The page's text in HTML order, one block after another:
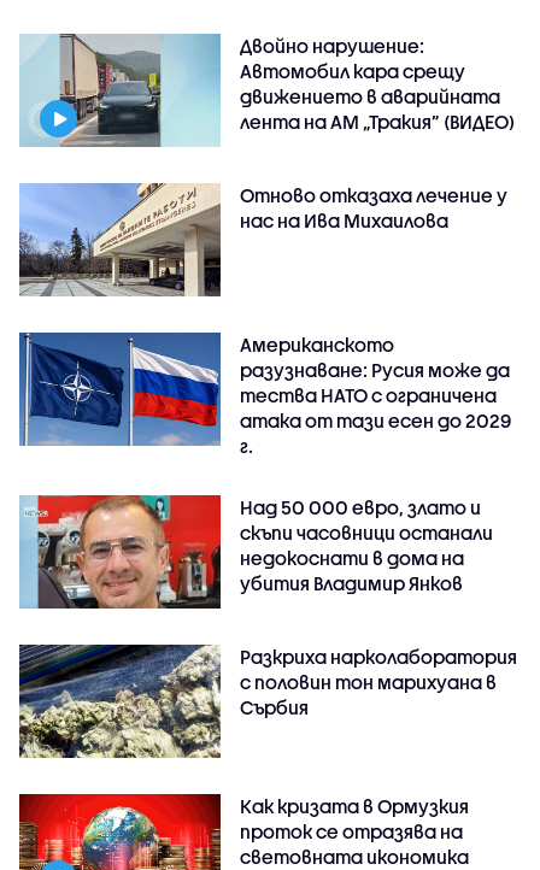
Двойно нарушение:
Автомобил кара срещу
движението в аварийната
лента на АМ „Тракия” (ВИДЕО)
Отново отказаха лечение у
нас на Ива Михаилова
Американското
разузнаване: Русия може да
тества НАТО с ограничена
атака от тази есен до 2029
г.
Над 50 000 евро, злато и
скъпи часовници останали
недокоснати в дома на
убития Владимир Янков
Разкриха нарколаборатория
с половин тон марихуана в
Сърбия
Как кризата в Ормузкия
проток се отразява на
световната икономика